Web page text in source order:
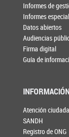
Informes de
Informes
Datos abiertos
Audiencias
Firma digital
Guía de
Atención
SANDH
Registro de ONG